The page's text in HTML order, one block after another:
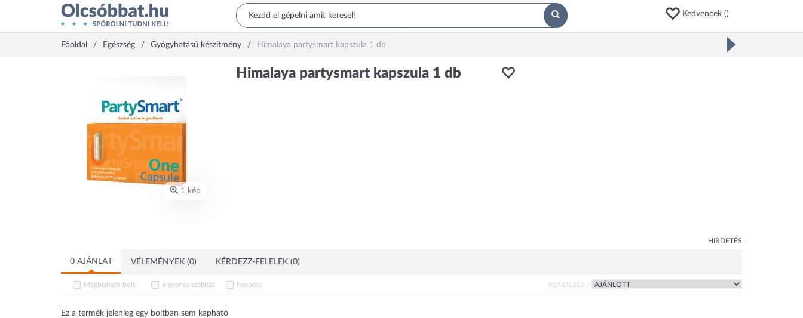
Kedvencek ()
Főoldal Egészség Gyógyhatású készítmény Himalaya partysmart kapszula 1 db
1 kép
Himalaya partysmart kapszula 1 db
HIRDETÉS
0 AJÁNLAT VÉLEMÉNYEK (0) KÉRDEZZ-FELELEK (0)
Megbízható bolt Ingyenes szállítás Foxpost RENDEZÉS /
Ez a termék jelenleg egy boltban sem kapható